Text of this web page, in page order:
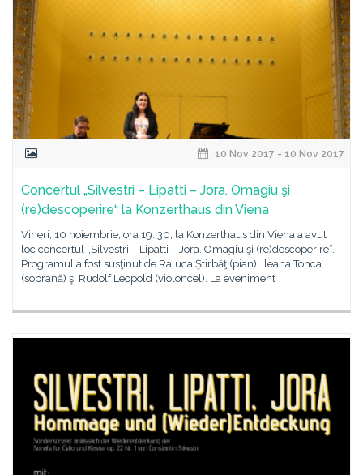
10 Nov 2017 - 10 Nov 2017
Concertul „Silvestri – Lipatti – Jora. Omagiu şi
(re)descoperire“ la Konzerthaus din Viena
Vineri, 10 noiembrie, ora 19. 30, la Konzerthaus din Viena a avut
loc concertul „Silvestri – Lipatti – Jora. Omagiu şi (re)descoperire“.
Programul a fost susţinut de Raluca Ştirbăţ (pian), Ileana Tonca
(soprană) şi Rudolf Leopold (violoncel). La eveniment